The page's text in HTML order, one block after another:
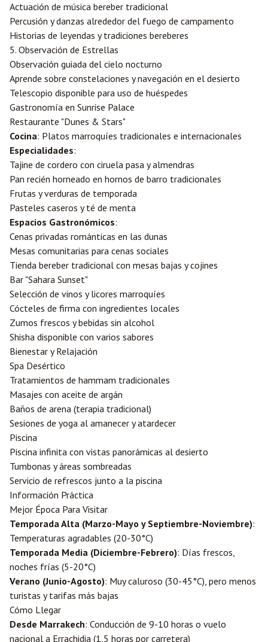
Actuación de música bereber tradicional
Percusión y danzas alrededor del fuego de campamento
Historias de leyendas y tradiciones bereberes
5. Observación de Estrellas
Observación guiada del cielo nocturno
Aprende sobre constelaciones y navegación en el desierto
Telescopio disponible para uso de huéspedes
Gastronomía en Sunrise Palace
Restaurante "Dunes & Stars"
Cocina: Platos marroquíes tradicionales e internacionales
Especialidades:
Tajine de cordero con ciruela pasa y almendras
Pan recién horneado en hornos de barro tradicionales
Frutas y verduras de temporada
Pasteles caseros y té de menta
Espacios Gastronómicos:
Cenas privadas románticas en las dunas
Mesas comunitarias para cenas sociales
Tienda bereber tradicional con mesas bajas y cojines
Bar "Sahara Sunset"
Selección de vinos y licores marroquíes
Cócteles de firma con ingredientes locales
Zumos frescos y bebidas sin alcohol
Shisha disponible con varios sabores
Bienestar y Relajación
Spa Desértico
Tratamientos de hammam tradicionales
Masajes con aceite de argán
Baños de arena (terapia tradicional)
Sesiones de yoga al amanecer y atardecer
Piscina
Piscina infinita con vistas panorámicas al desierto
Tumbonas y áreas sombreadas
Servicio de refrescos junto a la piscina
Información Práctica
Mejor Época Para Visitar
Temporada Alta (Marzo-Mayo y Septiembre-Noviembre):
Temperaturas agradables (20-30°C)
Temporada Media (Diciembre-Febrero): Días frescos,
noches frías (5-20°C)
Verano (Junio-Agosto): Muy caluroso (30-45°C), pero menos
turistas y tarifas más bajas
Cómo Llegar
Desde Marrakech: Conducción de 9-10 horas o vuelo
nacional a Errachidia (1,5 horas por carretera)